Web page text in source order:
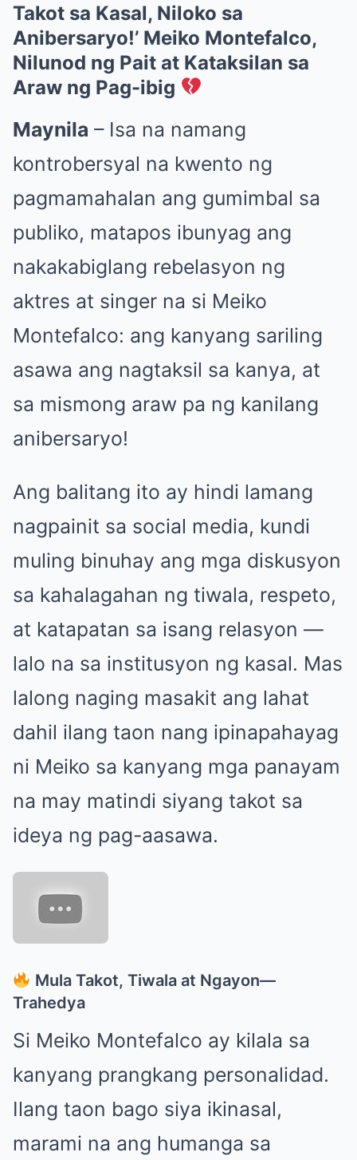
Takot sa Kasal, Niloko sa
Anibersaryo!’ Meiko Montefalco,
Nilunod ng Pait at Kataksilan sa
Araw ng Pag-ibig
Maynila – Isa na namang
kontrobersyal na kwento ng
pagmamahalan ang gumimbal sa
publiko, matapos ibunyag ang
nakakabiglang rebelasyon ng
aktres at singer na si Meiko
Montefalco: ang kanyang sariling
asawa ang nagtaksil sa kanya, at
sa mismong araw pa ng kanilang
anibersaryo!
Ang balitang ito ay hindi lamang
nagpainit sa social media, kundi
muling binuhay ang mga diskusyon
sa kahalagahan ng tiwala, respeto,
at katapatan sa isang relasyon —
lalo na sa institusyon ng kasal. Mas
lalong naging masakit ang lahat
dahil ilang taon nang ipinapahayag
ni Meiko sa kanyang mga panayam
na may matindi siyang takot sa
ideya ng pag-aasawa.
Mula Takot, Tiwala at Ngayon—
Trahedya
Si Meiko Montefalco ay kilala sa
kanyang prangkang personalidad.
Ilang taon bago siya ikinasal,
marami na ang humanga sa